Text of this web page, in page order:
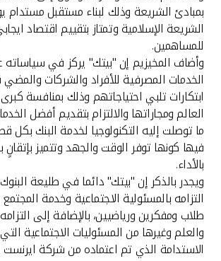
بمبادئ الشريعة وذلك لبناء مستقبل مستدام
الشريعة الإسلامية وتمتاز بتقييم اقتصاد
للمساهمين.
وأضاف المخيزيم إن "بيتك" يركز في
الخدمات المصرفية للأفراد والشركات والمضي
ابتكارات تلبي احتياجاتهم وذلك بمنافسة
العالم ومجاراتها والالتزام بتقديم أفضل
ما توصلت إليه التكنولوجيا لخدمة البنك بكل
فيها كونها توفر الوقت والجهد وتتميز بإتقانٍ
بالأداء.
ويجدر بالذكر إن "بيتك" دائما في طليعة
التزامه بالمسئولية الاجتماعية وخدمة
طلاب ومفكرين ورياضيين، بالإضافة إلى
والعلم وغيرها من المسئوليات الاجتماعية
الاستدامة الذي تم اعتماده من شركة ايرنست